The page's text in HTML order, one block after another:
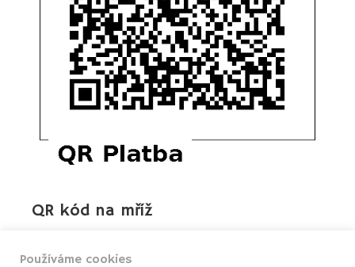
QR kód na mříž
Používáme cookies